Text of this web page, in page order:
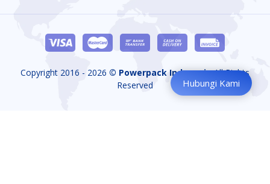
Copyright 2016 - 2026 © Powerpack IndonesiaAll Rights
Reserved
Hubungi Kami